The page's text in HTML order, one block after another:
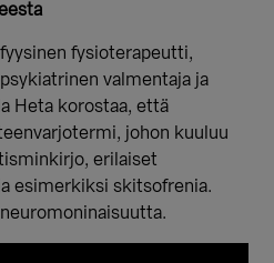
fysioterapeutti,
valmentaja ja
Heta korostaa, että
johon kuuluu
erilaiset
esimerkiksi skitsofrenia.